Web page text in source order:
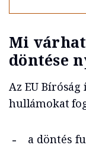
Mi
döntése
Az EU
hullámokat
a döntés